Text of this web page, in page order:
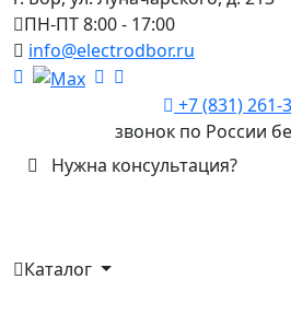
ПН-ПТ 8:00 - 17:00
info@electrodbor.ru
+7 (831) 261-
звонок по России
Нужна консультация?
Каталог